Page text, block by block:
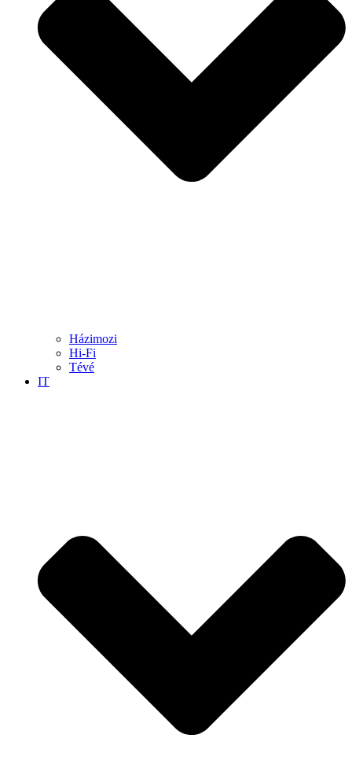
Házimozi
Hi-Fi
Tévé
IT